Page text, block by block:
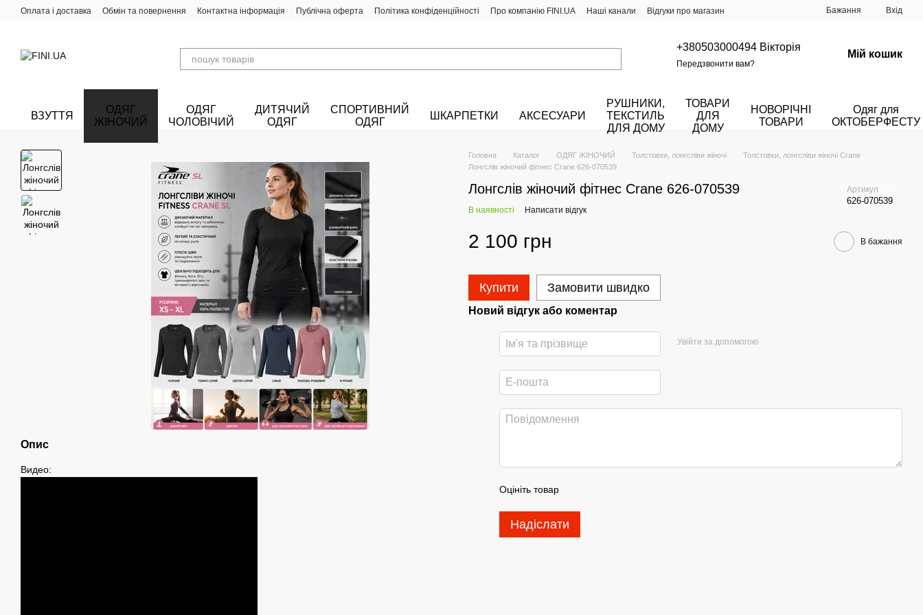
Перейти до основного контенту
Оплата і доставка Обмін та повернення Контактна інформація Публічна оферта Політика конфіденційності Про компанію FINI.UA Наші канали Відгуки про магазин Бажання Вхід
+380503000494 Вікторія
Передзвонити вам?
Мій кошик
ВЗУТТЯ
ОДЯГ
ЖІНОЧИЙ
ОДЯГ
ЧОЛОВІЧИЙ
ДИТЯЧИЙ
ОДЯГ
СПОРТИВНИЙ
ОДЯГ
ШКАРПЕТКИ АКСЕСУАРИ
РУШНИКИ,
ТЕКСТИЛЬ
ДЛЯ ДОМУ
ТОВАРИ
ДЛЯ
ДОМУ
НОВОРІЧНІ
ТОВАРИ
Одяг для
ОКТОБЕРФЕСТУ
Опис
Видео:
Головна Каталог ОДЯГ ЖІНОЧИЙ Толстовки, лонгсліви жіночі
Толстовки, лонгсліви жіночі Crane
Лонгслів жіночий фітнес Crane 626-070539
Лонгслів жіночий фітнес Crane 626-070539 Артикул
626-070539
В наявності Написати відгук
2 100 грн В бажання
Купити Замовити швидко
Новий відгук або коментар
Увійти за допомогою
Оцініть товар
Надіслати